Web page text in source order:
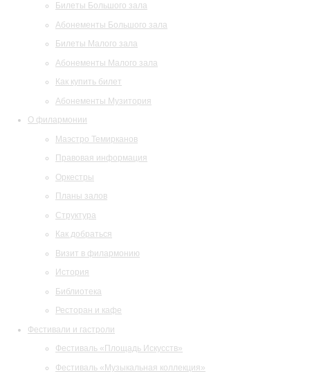
Билеты Большого зала
Абонементы Большого зала
Билеты Малого зала
Абонементы Малого зала
Как купить билет
Абонементы Музитория
О филармонии
Маэстро Темирканов
Правовая информация
Оркестры
Планы залов
Структура
Как добраться
Визит в филармонию
История
Библиотека
Ресторан и кафе
Фестивали и гастроли
Фестиваль «Площадь Искусств»
Фестиваль «Музыкальная коллекция»